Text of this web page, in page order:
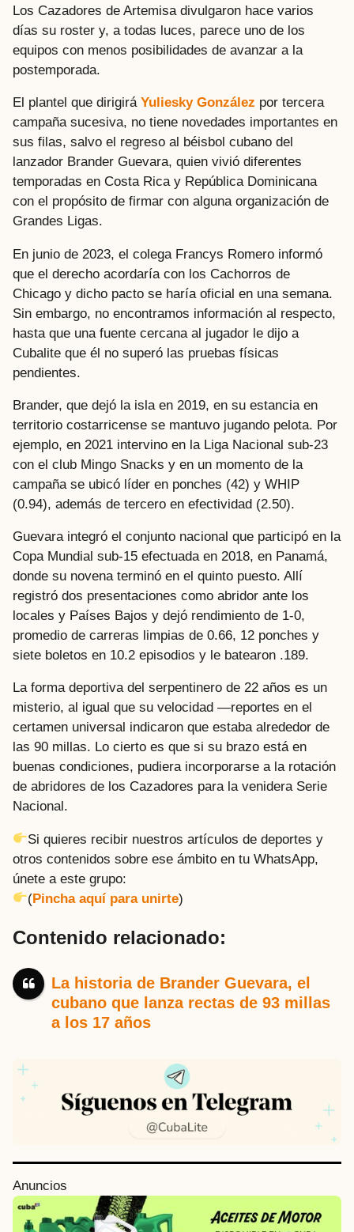
Los Cazadores de Artemisa divulgaron hace varios
días su roster y, a todas luces, parece uno de los
equipos con menos posibilidades de avanzar a la
postemporada.
El plantel que dirigirá Yuliesky González por tercera
campaña sucesiva, no tiene novedades importantes en
sus filas, salvo el regreso al béisbol cubano del
lanzador Brander Guevara, quien vivió diferentes
temporadas en Costa Rica y República Dominicana
con el propósito de firmar con alguna organización de
Grandes Ligas.
En junio de 2023, el colega Francys Romero informó
que el derecho acordaría con los Cachorros de
Chicago y dicho pacto se haría oficial en una semana.
Sin embargo, no encontramos información al respecto,
hasta que una fuente cercana al jugador le dijo a
Cubalite que él no superó las pruebas físicas
pendientes.
Brander, que dejó la isla en 2019, en su estancia en
territorio costarricense se mantuvo jugando pelota. Por
ejemplo, en 2021 intervino en la Liga Nacional sub-23
con el club Mingo Snacks y en un momento de la
campaña se ubicó líder en ponches (42) y WHIP
(0.94), además de tercero en efectividad (2.50).
Guevara integró el conjunto nacional que participó en la
Copa Mundial sub-15 efectuada en 2018, en Panamá,
donde su novena terminó en el quinto puesto. Allí
registró dos presentaciones como abridor ante los
locales y Países Bajos y dejó rendimiento de 1-0,
promedio de carreras limpias de 0.66, 12 ponches y
siete boletos en 10.2 episodios y le batearon .189.
La forma deportiva del serpentinero de 22 años es un
misterio, al igual que su velocidad —reportes en el
certamen universal indicaron que estaba alrededor de
las 90 millas. Lo cierto es que si su brazo está en
buenas condiciones, pudiera incorporarse a la rotación
de abridores de los Cazadores para la venidera Serie
Nacional.
Si quieres recibir nuestros artículos de deportes y
otros contenidos sobre ese ámbito en tu WhatsApp,
únete a este grupo:
(Pincha aquí para unirte)
Contenido relacionado:
La historia de Brander Guevara, el
cubano que lanza rectas de 93 millas
a los 17 años
Anuncios
P
o